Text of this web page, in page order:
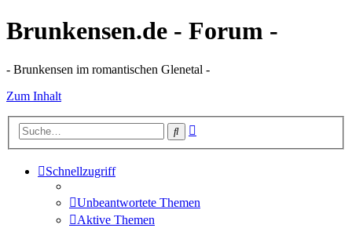
Brunkensen.de - Forum -
- Brunkensen im romantischen Glenetal -
Zum Inhalt
Suche
Schnellzugriff
Unbeantwortete Themen
Aktive Themen